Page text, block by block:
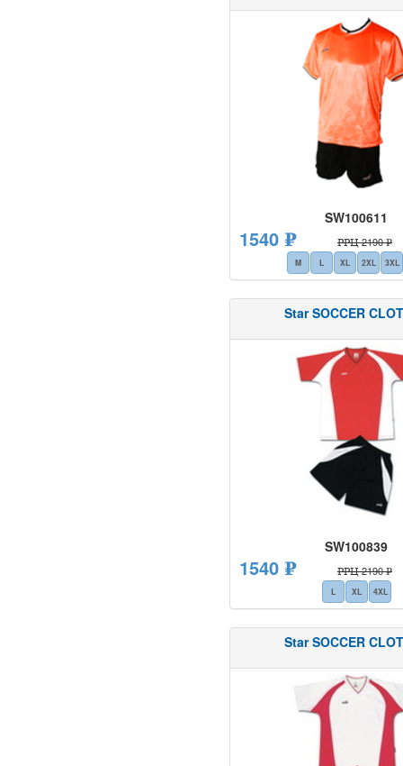
SW100611
1540 ₽ РРЦ 2190 ₽
M L XL 2XL 3XL
Star SOCCER
SW100839
1540 ₽ РРЦ 2190 ₽
L XL 4XL
Star SOCCER